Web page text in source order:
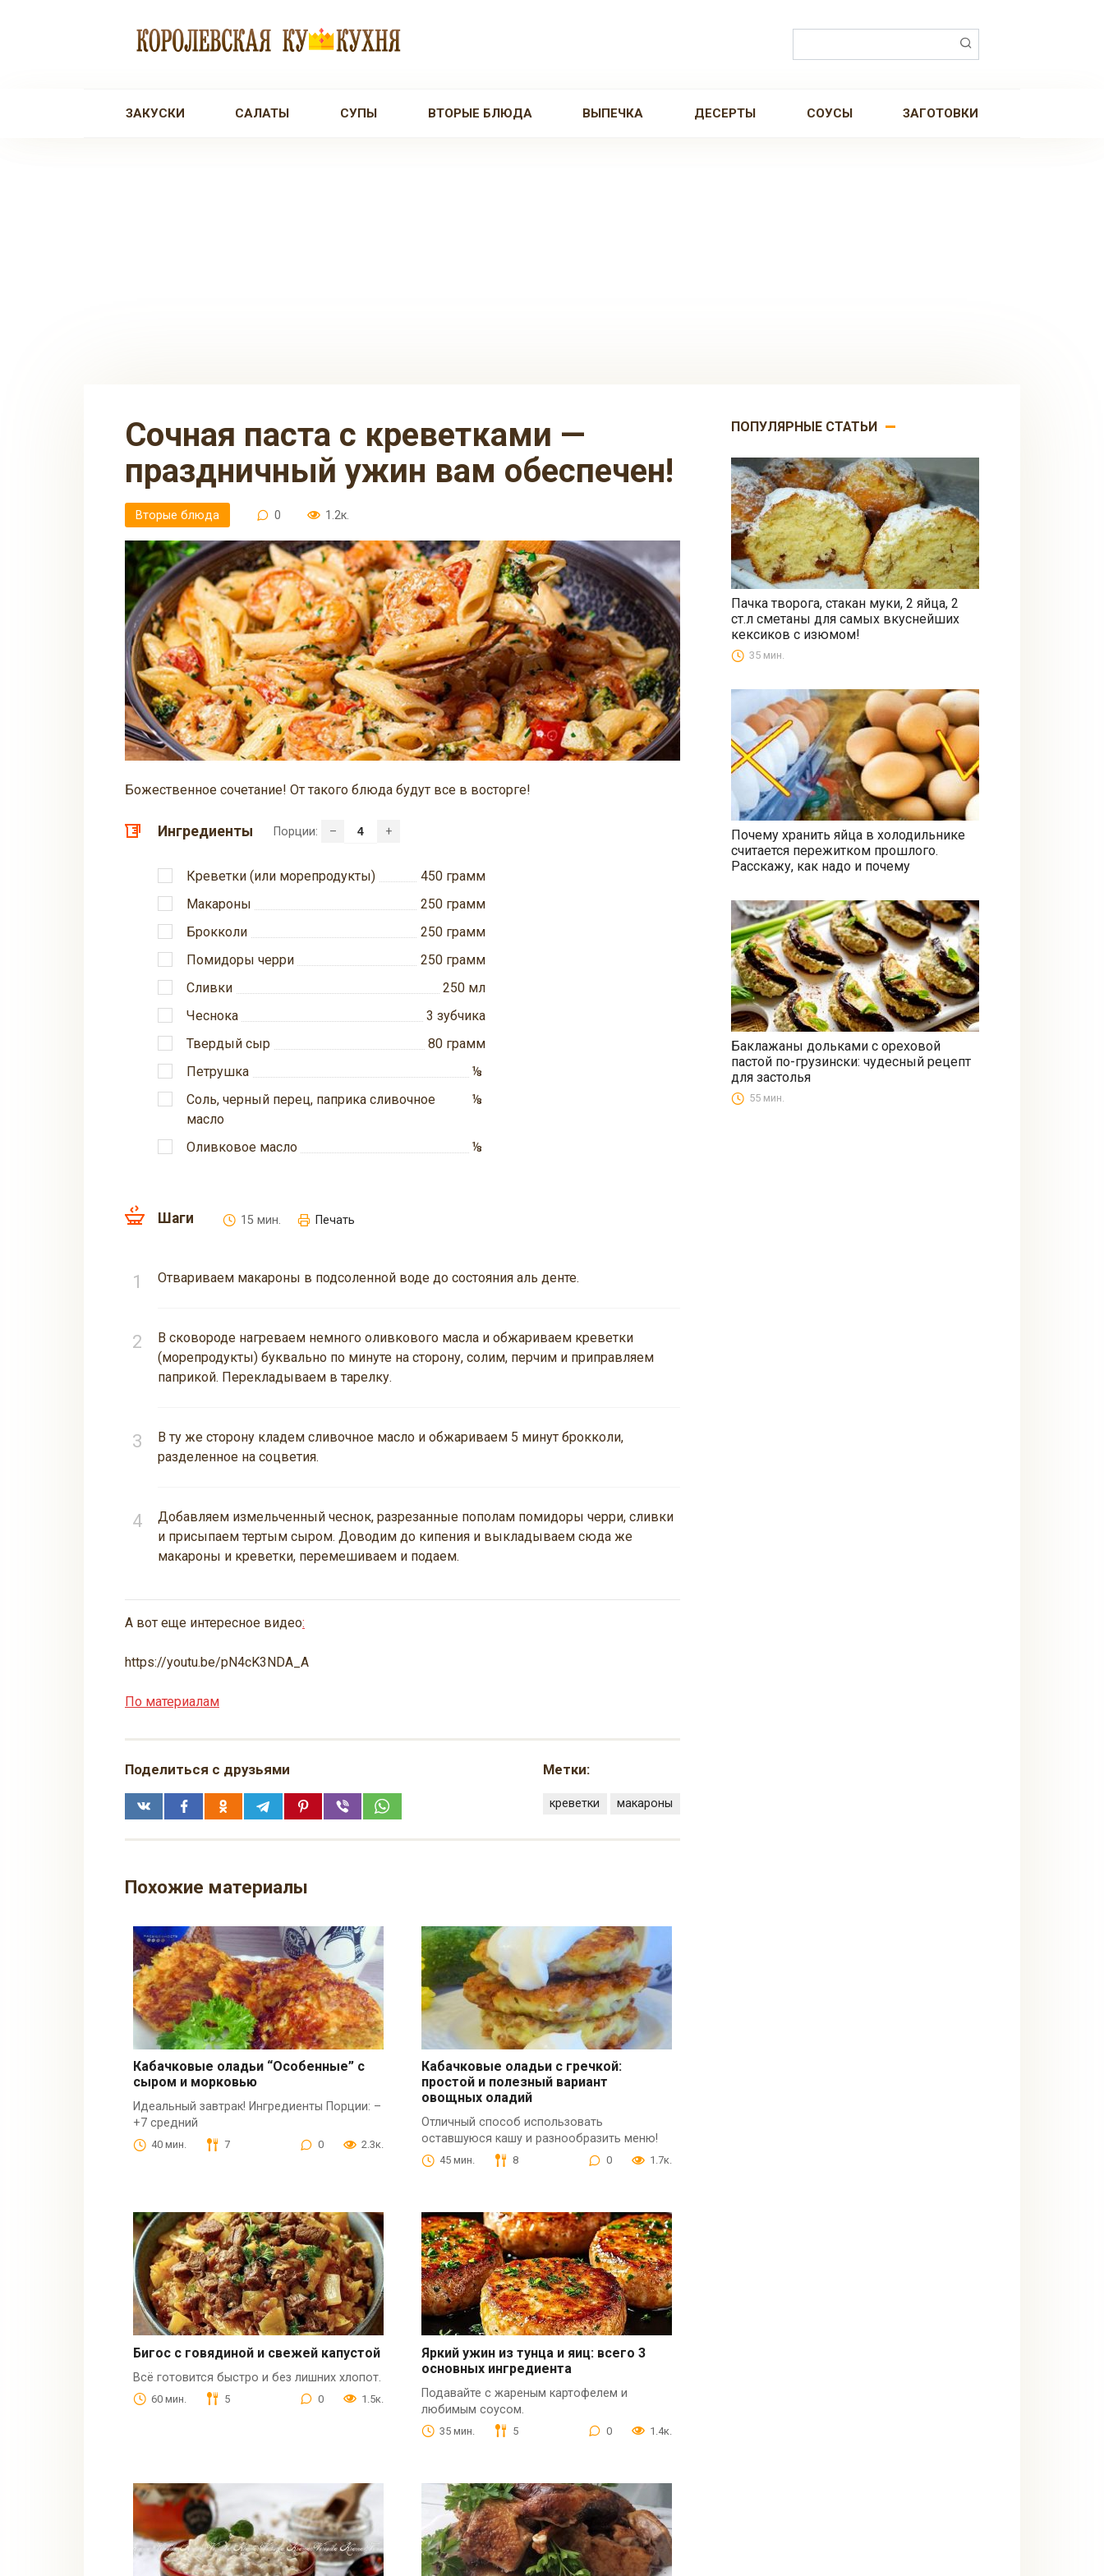
ЗАКУСКИ САЛАТЫ СУПЫ ВТОРЫЕ БЛЮДА ВЫПЕЧКА ДЕСЕРТЫ СОУСЫ ЗАГОТОВКИ
Сочная паста с креветками —
праздничный ужин вам обеспечен!
Вторые блюда 0 1.2к.
Божественное сочетание! От такого блюда будут все в восторге!
Ингредиенты Порции: – +
Креветки (или морепродукты) 450 грамм
Макароны
250 грамм
Брокколи
250 грамм
Помидоры черри
250 грамм
Сливки
250 мл
Чеснока
3 зубчика
Твердый сыр
80 грамм
Петрушка
⅛
Соль, черный перец, паприка сливочное
масло
⅛
Оливковое масло ⅛
Шаги 15 мин. Печать
Отвариваем макароны в подсоленной воде до состояния аль денте.
В сковороде нагреваем немного оливкового масла и обжариваем креветки
(морепродукты) буквально по минуте на сторону, солим, перчим и приправляем
паприкой. Перекладываем в тарелку.
В ту же сторону кладем сливочное масло и обжариваем 5 минут брокколи,
разделенное на соцветия.
Добавляем измельченный чеснок, разрезанные пополам помидоры черри, сливки
и присыпаем тертым сыром. Доводим до кипения и выкладываем сюда же
макароны и креветки, перемешиваем и подаем.
А вот еще интересное видео:
https://youtu.be/pN4cK3NDA_A
По материалам
Поделиться с друзьями Метки:
креветки макароны
Похожие материалы
Кабачковые оладьи “Особенные” с
сыром и морковью
Идеальный завтрак! Ингредиенты Порции: –
+7 средний
40 мин. 7 0 2.3к.
Кабачковые оладьи с гречкой:
простой и полезный вариант
овощных оладий
Отличный способ использовать
оставшуюся кашу и разнообразить меню!
45 мин. 8 0 1.7к.
Бигос с говядиной и свежей капустой
Всё готовится быстро и без лишних хлопот.
60 мин. 5 0 1.5к.
Яркий ужин из тунца и яиц: всего 3
основных ингредиента
Подавайте с жареным картофелем и
любимым соусом.
35 мин. 5 0 1.4к.
ПОПУЛЯРНЫЕ СТАТЬИ
Выпечка
Пачка творога, стакан муки, 2 яйца, 2
ст.л сметаны для самых вкуснейших
кексиков с изюмом!
35 мин.
Все
Почему хранить яйца в холодильнике
считается пережитком прошлого.
Расскажу, как надо и почему
Закуски
Баклажаны дольками с ореховой
пастой по-грузински: чудесный рецепт
для застолья
55 мин.